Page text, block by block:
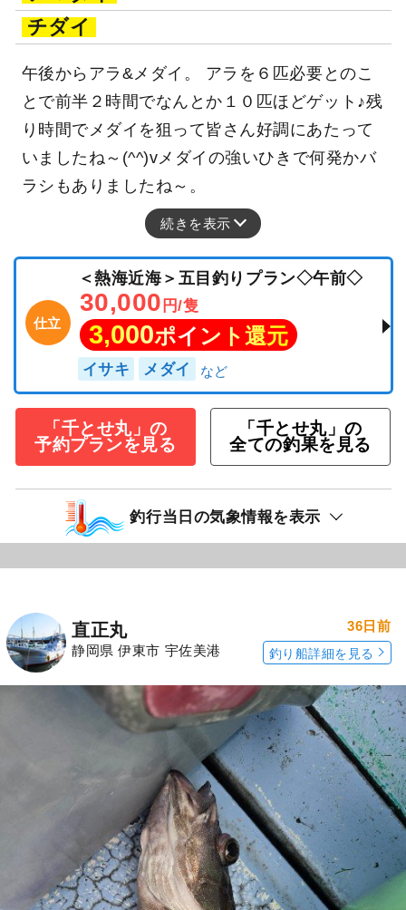
チダイ
午後からアラ&メダイ。 アラを６匹必要とのこ
とで前半２時間でなんとか１０匹ほどゲット♪残
り時間でメダイを狙って皆さん好調にあたって
いましたね～(^^)vメダイの強いひきで何発かバ
ラシもありましたね～。
続きを表示
仕立
＜熱海近海＞五目釣りプラン◇午前◇
30,000 円/隻
3,000ポイント還元
イサキ メダイ
「千とせ丸」の
予約プランを見る
「千とせ丸」の
全ての釣果を見る
釣行当日の気象情報を表示
直正丸
静岡県 伊東市 宇佐美港
36日前
釣り船詳細を見る